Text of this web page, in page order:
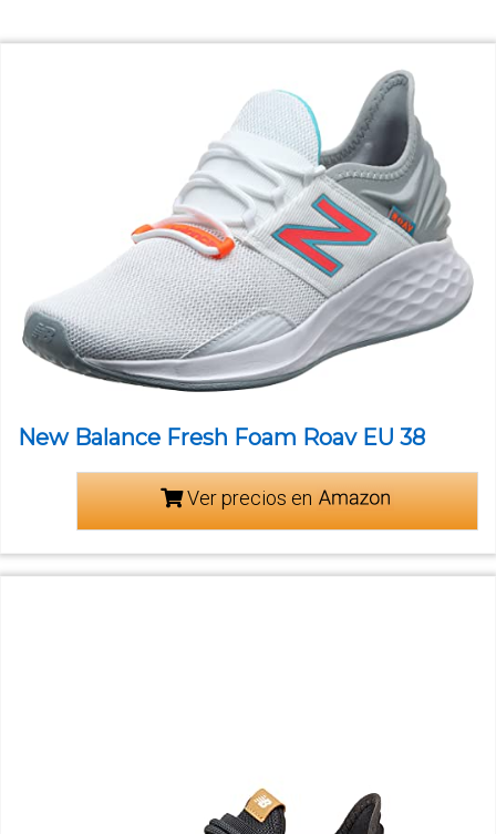
New Balance Fresh Foam Roav EU 38
Ver precios en